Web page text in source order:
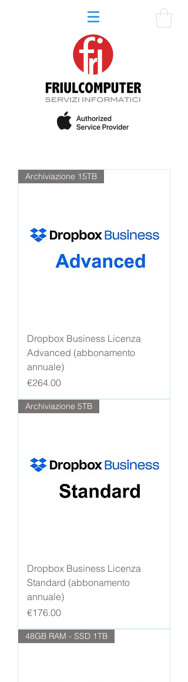
Archiviazione 15TB
Dropbox Business Licenza
Advanced (abbonamento
annuale)
Price
€264.00
Archiviazione 5TB
Dropbox Business Licenza
Standard (abbonamento
annuale)
Price
€176.00
48GB RAM - SSD 1TB